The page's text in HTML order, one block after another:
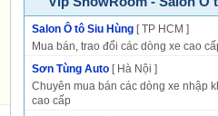
Salon Ô tô Siu Hùng [ TP HCM ]
Mua bán, trao đổi các dòng xe cao
Sơn Tùng Auto [ Hà Nội ]
Chuyên mua bán các dòng xe nhập
cao cấp